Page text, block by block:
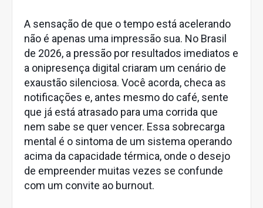
A sensação de que o tempo está acelerando
não é apenas uma impressão sua. No Brasil
de 2026, a pressão por resultados imediatos e
a onipresença digital criaram um cenário de
exaustão silenciosa. Você acorda, checa as
notificações e, antes mesmo do café, sente
que já está atrasado para uma corrida que
nem sabe se quer vencer. Essa sobrecarga
mental é o sintoma de um sistema operando
acima da capacidade térmica, onde o desejo
de empreender muitas vezes se confunde
com um convite ao burnout.